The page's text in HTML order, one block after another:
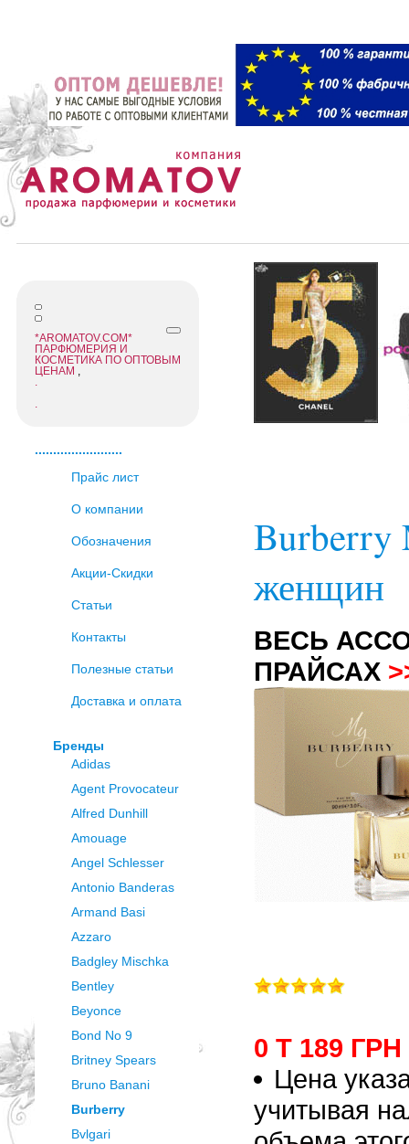
*AROMATOV.COM*
ПАРФЮМЕРИЯ И
КОСМЕТИКА ПО ОПТОВЫМ
ЦЕНАМ ,
.
.
........................
Прайс лист
О компании
Обозначения
Акции-Скидки
Статьи
Контакты
Полезные статьи
Доставка и оплата
Бренды
Adidas
Agent Provocateur
Alfred Dunhill
Amouage
Angel Schlesser
Antonio Banderas
Armand Basi
Azzaro
Badgley Mischka
Bentley
Beyonce
Bond No 9
Britney Spears
Bruno Banani
Burberry
Bvlgari
Burberry
женщин
ВЕСЬ
ПРАЙСАХ
0 Т 189 ГРН
Цена
учитывая